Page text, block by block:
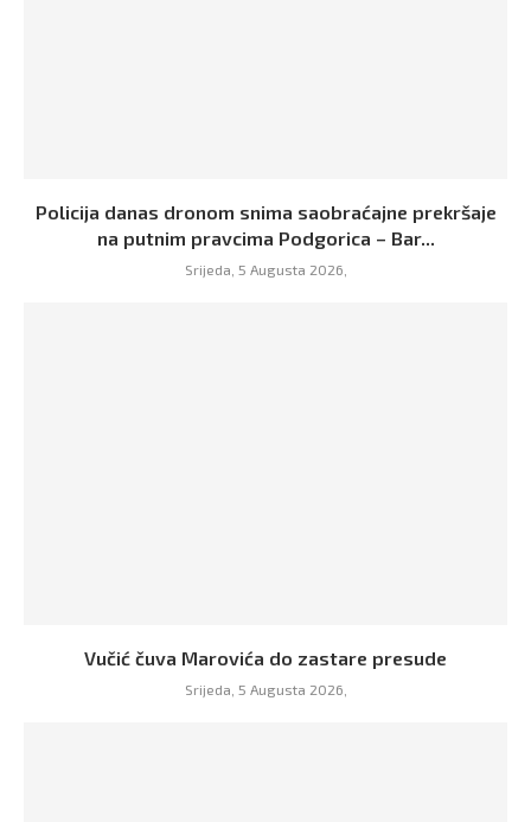
Policija danas dronom snima saobraćajne prekršaje
na putnim pravcima Podgorica – Bar...
Srijeda, 5 Augusta 2026,
Vučić čuva Marovića do zastare presude
Srijeda, 5 Augusta 2026,